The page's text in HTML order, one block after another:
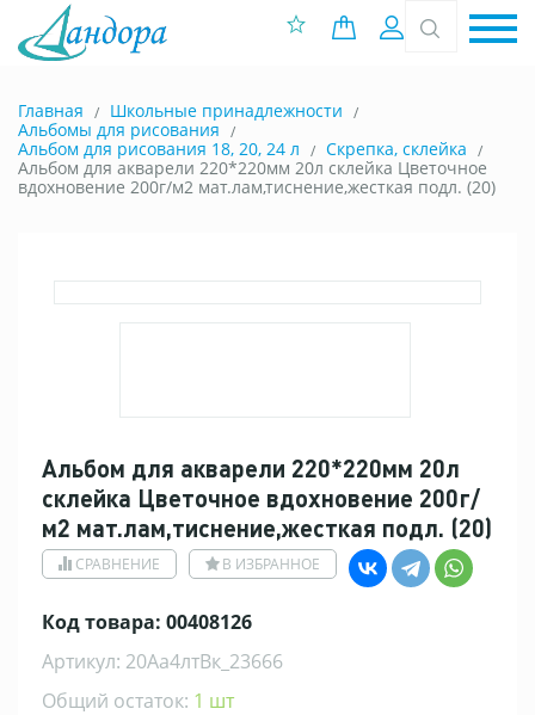
0 позиций
Вход
Главная
Школьные принадлежности
Альбомы для рисования
Альбом для рисования 18, 20, 24 л
Скрепка, склейка
Альбом для акварели 220*220мм 20л склейка Цветочное
вдохновение 200г/м2 мат.лам,тиснение,жесткая подл. (20)
Альбом для акварели 220*220мм 20л
склейка Цветочное вдохновение 200г/
м2 мат.лам,тиснение,жесткая подл. (20)
СРАВНЕНИЕ В ИЗБРАННОЕ
Код товара: 00408126
Артикул: 20Аа4лтВк_23666
Общий остаток: 1 шт